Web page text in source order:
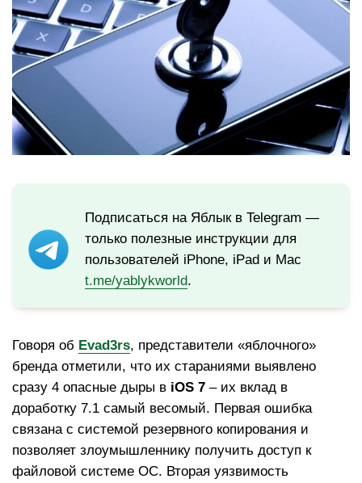
Подписаться на Яблык в Telegram —
только полезные инструкции для
пользователей iPhone, iPad и Mac
t.me/yablykworld.
Говоря об Evad3rs, представители «яблочного»
бренда отметили, что их стараниями выявлено
сразу 4 опасные дыры в iOS 7 – их вклад в
доработку 7.1 самый весомый. Первая ошибка
связана с системой резервного копирования и
позволяет злоумышленнику получить доступ к
файловой системе ОС. Вторая уязвимость